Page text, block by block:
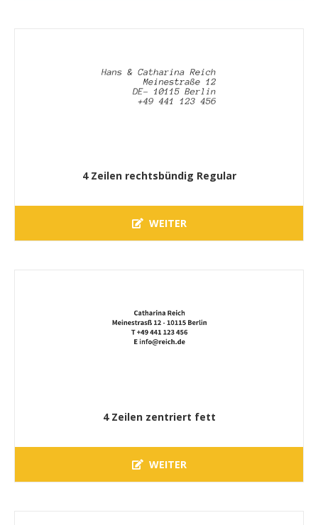
4 Zeilen rechtsbündig Regular
WEITER
4 Zeilen zentriert fett
WEITER